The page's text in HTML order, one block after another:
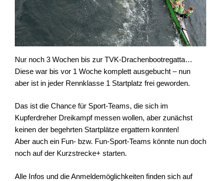
Nur noch 3 Wochen bis zur TVK-Drachenbootregatta…
Diese war bis vor 1 Woche komplett ausgebucht – nun
aber ist in jeder Rennklasse 1 Startplatz frei geworden.
Das ist die Chance für Sport-Teams, die sich im
Kupferdreher Dreikampf messen wollen, aber zunächst
keinen der begehrten Startplätze ergattern konnten!
Aber auch ein Fun- bzw. Fun-Sport-Teams könnte nun doch
noch auf der Kurzstrecke+ starten.
Alle Infos und die Anmeldemöglichkeiten finden sich auf